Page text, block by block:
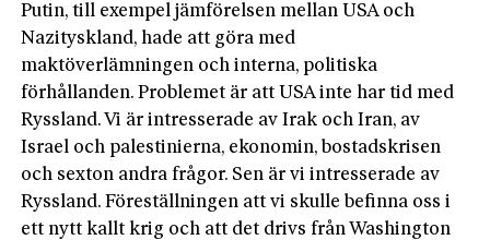
Putin, till exempel jämförelsen mellan USA och
Nazityskland, hade att göra med
maktöverlämningen och interna, politiska
förhållanden. Problemet är att USA inte har tid med
Ryssland. Vi är intresserade av Irak och Iran, av
Israel och palestinierna, ekonomin, bostadskrisen
och sexton andra frågor. Sen är vi intresserade av
Ryssland. Föreställningen att vi skulle befinna oss i
ett nytt kallt krig och att det drivs från Washington